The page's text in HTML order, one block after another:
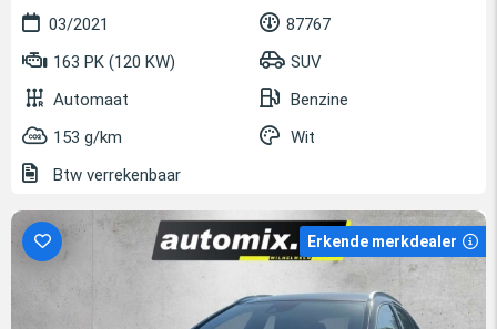
03/2021
87767
163 PK (120 KW)
SUV
Automaat
Benzine
153 g/km
Wit
Btw verrekenbaar
Erkende merkdealer